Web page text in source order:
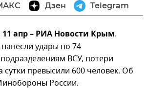
Дзен Telegram
апр – РИА Новости Крым.
удары по 74
ВСУ, потери
сутки превысили 600 человек. Об
России.